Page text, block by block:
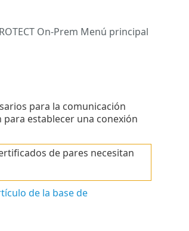
On-Prem Menú principal
para la comunicación
para establecer una conexión
de pares necesitan
de la base de